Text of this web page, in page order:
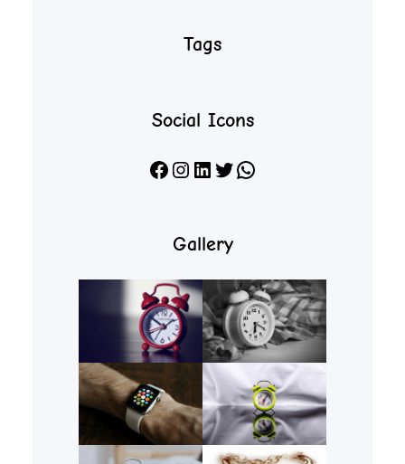
Tags
Social Icons
Facebook Instagram LinkedIn X WhatsApp
Gallery